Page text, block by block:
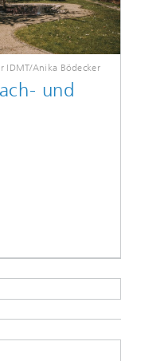
IDMT/Anika Bödecker
und